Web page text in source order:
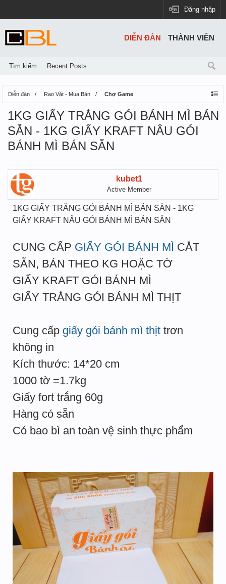
Đăng nhập
Diễn đàn Rao Vặt - Mua Bán Chợ Game
1KG GIẤY TRẮNG GÓI BÁNH MÌ BÁN
SẴN - 1KG GIẤY KRAFT NÂU GÓI
BÁNH MÌ BÁN SẴN
kubet1
Active Member
1KG GIẤY TRẮNG GÓI BÁNH MÌ BÁN SẴN - 1KG
GIẤY KRAFT NÂU GÓI BÁNH MÌ BÁN SẴN
CUNG CẤP GIẤY GÓI BÁNH MÌ CẮT
SẴN, BÁN THEO KG HOẶC TỜ
GIẤY KRAFT GÓI BÁNH MÌ
GIẤY TRẮNG GÓI BÁNH MÌ THỊT
Cung cấp giấy gói bánh mì thịt trơn
không in
Kích thước: 14*20 cm
1000 tờ =1.7kg
Giấy fort trắng 60g
Hàng có sẵn
Có bao bì an toàn vệ sinh thực phẩm
DIỄN ĐÀN
Tìm kiếm Recent Posts
THÀNH VIÊN